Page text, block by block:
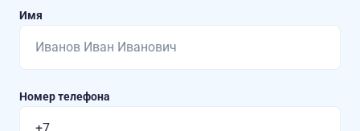
Имя
Номер телефона